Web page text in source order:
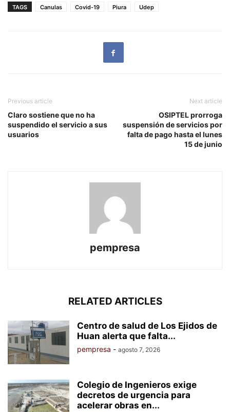
TAGS Canulas Covid-19 Piura Udep
Previous article
Claro sostiene que no ha
suspendido el servicio a sus
usuarios
Next article
OSIPTEL prorroga
suspensión de servicios por
falta de pago hasta el lunes
15 de junio
pempresa
RELATED ARTICLES
Centro de salud de Los Ejidos de
Huan alerta que falta...
pempresa - agosto 7, 2026
Colegio de Ingenieros exige
decretos de urgencia para
acelerar obras en...